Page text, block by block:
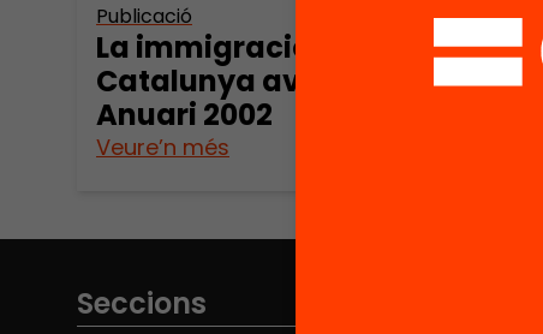
Publicació
La immigració a
Catalunya avui.
Anuari 2002
Veure’n més
Seccions